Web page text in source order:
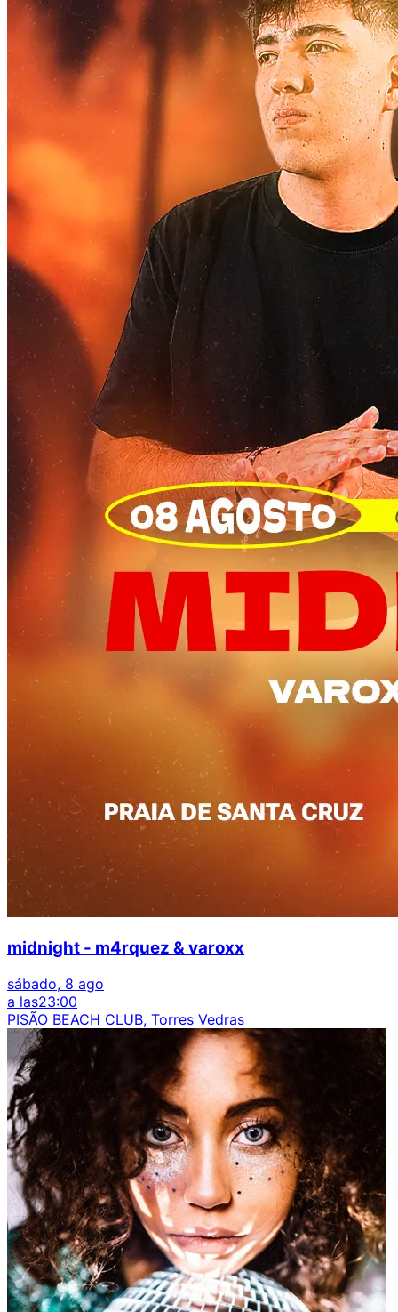
midnight - m4rquez & varoxx
sábado, 8 ago
a las23:00
PISÃO BEACH CLUB, Torres Vedras